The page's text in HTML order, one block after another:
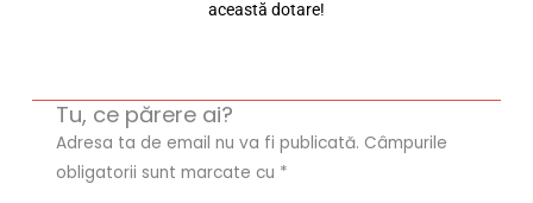
această dotare!
Tu, ce părere ai?
Adresa ta de email nu va fi publicată. Câmpurile
obligatorii sunt marcate cu *